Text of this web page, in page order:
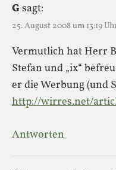
G sagt:
25. August 2008 um 13:19
Vermutlich hat Herr
Stefan und „ix“
er die Werbung (und
http://wirres.net/
Antworten